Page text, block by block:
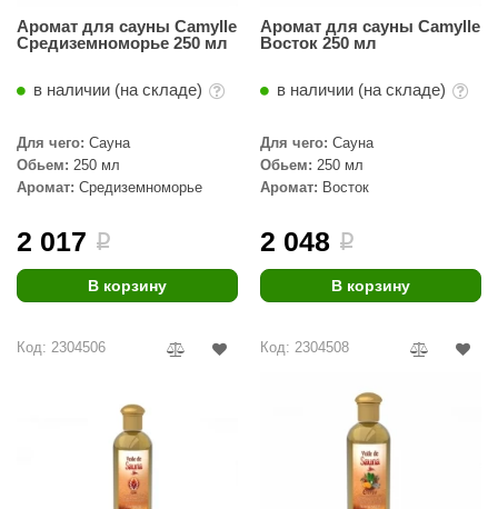
Аромат для сауны Camylle
Средиземноморье 250 мл
в наличии (на складе)
Для чего: Сауна
Обьем: 250 мл
Аромат: Средиземноморье
2 017 i
В корзину
Аромат для сауны Camylle
Восток 250 мл
в наличии (на складе)
Для чего: Сауна
Обьем: 250 мл
Аромат: Восток
2 048 i
В корзину
Код: 2304506 Код: 2304508